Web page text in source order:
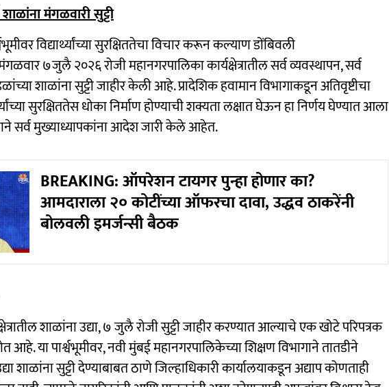
मंगळवारी सुट्टी
विद्यार्थ्यांच्या सुरक्षिततेचा विचार करून कल्याण डोंबिवली
७जुलै २०२६ रोजी महानगरपालिका कार्यक्षेत्रातील सर्व व्यवस्थापन, सर्व
शाळांना सुट्टी जाहीर केली आहे. प्रादेशिक हवामान विभागाकडून अतिवृष्टीचा
सुरक्षिततेस धोका निर्माण होण्याची शक्यता लक्षात घेऊन हा निर्णय घेण्यात आला
सर्व मुख्याध्यापकांना आदेश जारी केले आहेत.
BREAKING: ऑपरेशन टायगर पुन्हा होणार का?
आमदाराला २० कोटींच्या ऑफरचा दावा, उद्धव ठाकरेंनी
बोलवली इमर्जन्सी बैठक
शाळांना उद्या, ७ जुलै रोजी सुट्टी जाहीर करण्यात आल्याचे एक खोटे परिपत्रक
आहे. या पार्श्वभूमीवर, नवी मुंबई महानगरपालिकेच्या शिक्षण विभागाने तातडीने
शाळांना सुट्टी देण्याबाबत ठाणे जिल्हाधिकारी कार्यालयाकडून अद्याप कोणताही